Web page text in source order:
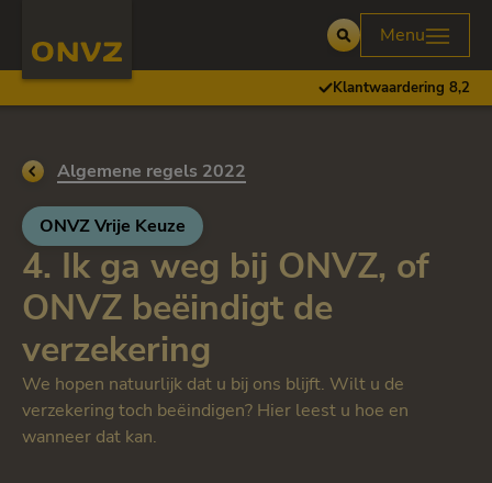
Open
Menu
Klantwaardering 8,2
Ga terug naar
Algemene regels 2022
ONVZ Vrije Keuze
4. Ik ga weg bij ONVZ, of
ONVZ beëindigt de
verzekering
We hopen natuurlijk dat u bij ons blijft. Wilt u de
verzekering toch beëindigen? Hier leest u hoe en
wanneer dat kan.